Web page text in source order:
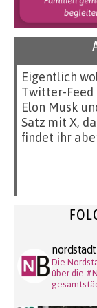
Eigentlich
Twitter-Feed
Elon Musk
Satz mit X,
findet ihr
Die
über die